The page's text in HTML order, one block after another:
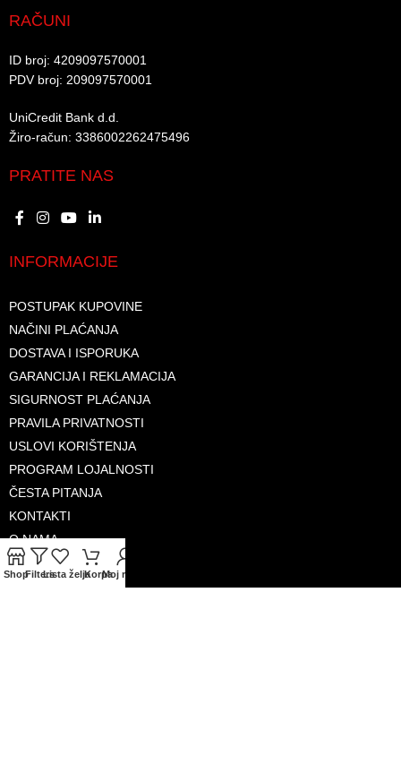
RAČUNI
ID broj: 4209097570001​
PDV broj: 209097570001 ​
UniCredit Bank d.d.​
Žiro-račun: 3386002262475496​​
PRATITE NAS
INFORMACIJE
POSTUPAK KUPOVINE
NAČINI PLAĆANJA
DOSTAVA I ISPORUKA
GARANCIJA I REKLAMACIJA
SIGURNOST PLAĆANJA
PRAVILA PRIVATNOSTI
USLOVI KORIŠTENJA
PROGRAM LOJALNOSTI
ČESTA PITANJA
KONTAKTI
O NAMA
ShopFiltersLista željaKorpaMoj račun